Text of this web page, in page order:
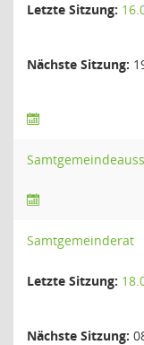
Letzte Sitzung:
Nächste Sitzung:
Samtgemeinderat
Letzte Sitzung:
Nächste Sitzung: